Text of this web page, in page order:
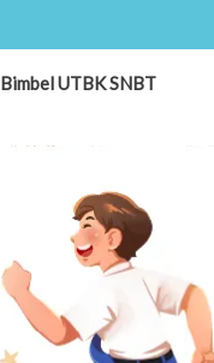
Bimbel UTBK SNBT